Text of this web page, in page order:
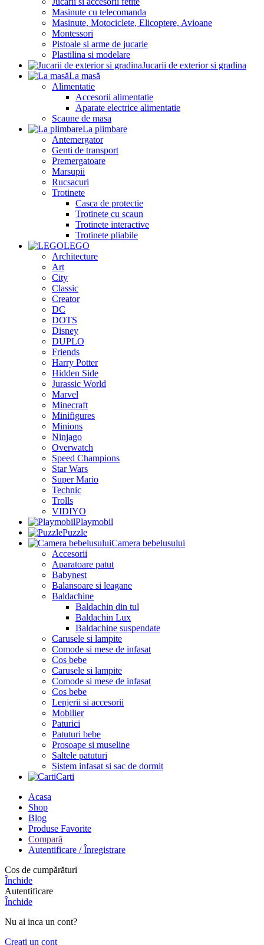
Masinute cu telecomanda
Masinute, Motociclete, Elicoptere, Avioane
Montessori
Pistoale si arme de jucarie
Plastilina si modelare
Jucarii de exterior si gradina
La masă
Alimentatie
Accesorii alimentatie
Aparate electrice alimentatie
Scaune de masa
La plimbare
Antemergator
Genti de transport
Premergatoare
Marsupii
Rucsacuri
Trotinete
Casca de protectie
Trotinete cu scaun
Trotinete interactive
Trotinete pliabile
LEGO
Architecture
Art
City
Classic
Creator
DC
DOTS
Disney
DUPLO
Friends
Harry Potter
Hidden Side
Jurassic World
Marvel
Minecraft
Minifigures
Minions
Ninjago
Overwatch
Speed Champions
Star Wars
Super Mario
Technic
Trolls
VIDIYO
Playmobil
Puzzle
Camera bebelusului
Accesorii
Aparatoare patut
Babynest
Balansoare si leagane
Baldachine
Baldachin din tul
Baldachin Lux
Baldachine suspendate
Carusele si lampite
Comode si mese de infasat
Cos bebe
Carusele si lampite
Comode si mese de infasat
Cos bebe
Lenjerii si accesorii
Mobilier
Paturici
Patuturi bebe
Prosoape si museline
Saltele patuturi
Sistem infasat si sac de dormit
Carti
Acasa
Shop
Blog
Produse Favorite
Compară
Autentificare / Înregistrare
Cos de cumpărături
Închide
Autentificare
Închide
Nu ai inca un cont?
Creați un cont